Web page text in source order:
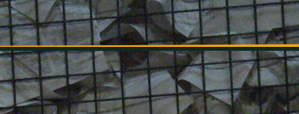
GALÉRIA RÓZSAKERT SZABADTÉRI SZÍNPAD